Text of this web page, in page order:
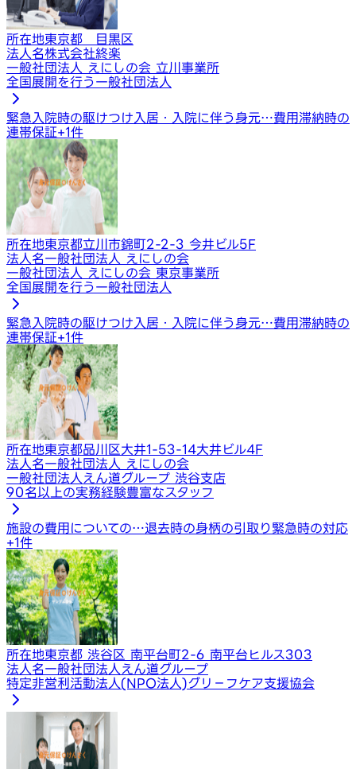
所在地東京都 目黒区
法人名株式会社終楽
一般社団法人 えにしの会 立川事業所
全国展開を行う一般社団法人
緊急入院時の駆けつけ 入居・入院に伴う身元…費用滞納時の
連帯保証+1件
所在地東京都立川市錦町2-2-3 今井ビル5F
法人名一般社団法人 えにしの会
一般社団法人 えにしの会 東京事業所
全国展開を行う一般社団法人
緊急入院時の駆けつけ 入居・入院に伴う身元…費用滞納時の
連帯保証+1件
所在地東京都品川区大井1-53-14大井ビル4F
法人名一般社団法人 えにしの会
一般社団法人えん道グループ 渋谷支店
90名以上の実務経験豊富なスタッフ
施設の費用についての…退去時の身柄の引取り緊急時の対応
+1件
所在地東京都 渋谷区 南平台町2-6 南平台ヒルス303
法人名一般社団法人えん道グループ
特定非営利活動法人(NPO法人)グリ－フケア支援協会